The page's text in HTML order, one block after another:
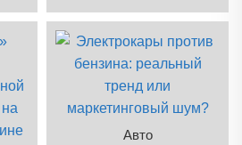
Авто